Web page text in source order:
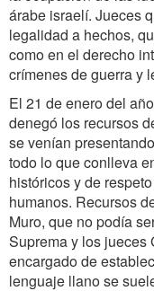
árabe israelí. Jueces
legalidad a hechos,
como en el derecho
crímenes de guerra y
El 21 de enero del
denegó los recursos
se venían
todo lo que conlleva
históricos y de
humanos. Recursos
Muro, que no podía
Suprema y los jueces
encargado de
lenguaje llano se